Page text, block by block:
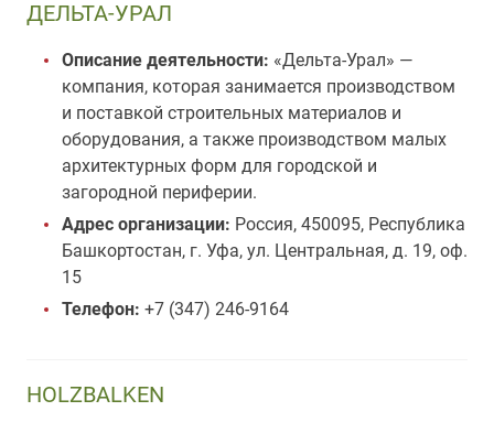
ДЕЛЬТА-УРАЛ
Описание деятельности: «Дельта-Урал» —
компания, которая занимается производством
и поставкой строительных материалов и
оборудования, а также производством малых
архитектурных форм для городской и
загородной периферии.
Адрес организации: Россия, 450095, Республика
Башкортостан, г. Уфа, ул. Центральная, д. 19, оф.
15
Телефон: +7 (347) 246-9164
HOLZBALKEN